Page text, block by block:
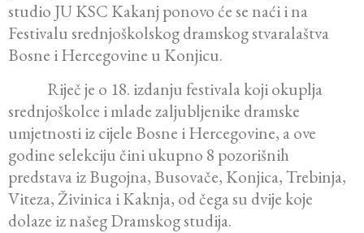
studio JU KSC Kakanj ponovo će se naći i na
Festivalu srednjoškolskog dramskog stvaralaštva
Bosne i Hercegovine u Konjicu.
Riječ je o 18. izdanju festivala koji okuplja
srednjoškolce i mlade zaljubljenike dramske
umjetnosti iz cijele Bosne i Hercegovine, a ove
godine selekciju čini ukupno 8 pozorišnih
predstava iz Bugojna, Busovače, Konjica, Trebinja,
Viteza, Živinica i Kaknja, od čega su dvije koje
dolaze iz našeg Dramskog studija.